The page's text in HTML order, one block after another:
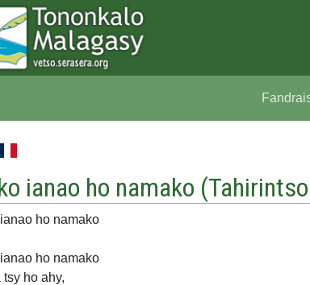
ianao ho namako (
ho namako
ho namako
tsy ho ahy,